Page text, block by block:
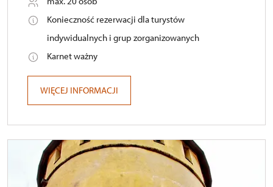
Konieczność rezerwacji dla turystów
indywidualnych i grup zorganizowanych
Karnet ważny
WIĘCEJ INFORMACJI